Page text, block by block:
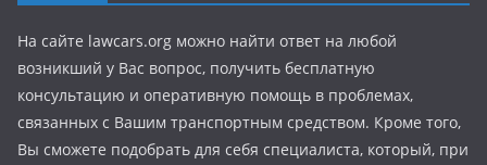
На сайте lawcars.org можно найти ответ на любой
возникший у Вас вопрос, получить бесплатную
консультацию и оперативную помощь в проблемах,
связанных с Вашим транспортным средством. Кроме того,
Вы сможете подобрать для себя специалиста, который, при